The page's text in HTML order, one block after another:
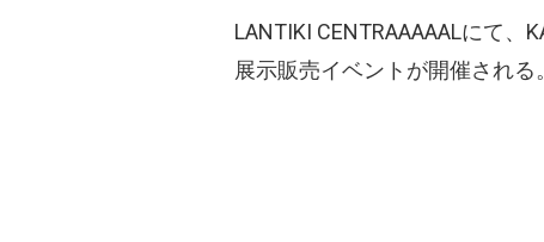
LANTIKI CENTRAAAAALにて
展示販売イベントが開催される。